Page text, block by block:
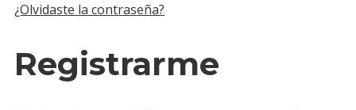
¿Olvidaste la contraseña?
Registrarme